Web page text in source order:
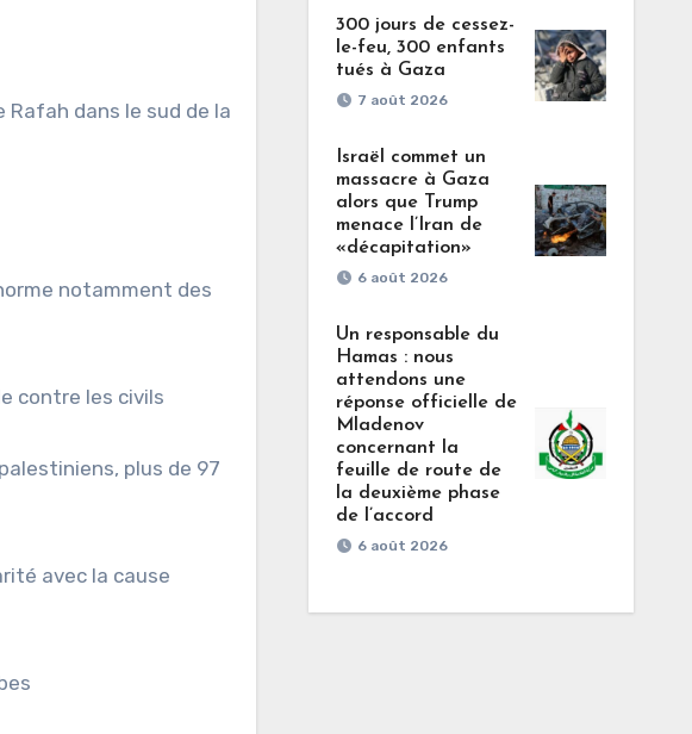
Rafah dans le sud de la
notamment des
contre les civils
plus de 97
avec la cause
300 jours de cessez-
le-feu, 300 enfants
tués à Gaza
7 août 2026
Israël commet un
massacre à Gaza
alors que Trump
menace l’Iran de
«décapitation»
6 août 2026
Un responsable du
Hamas : nous
attendons une
réponse officielle de
Mladenov
concernant la
feuille de route de
la deuxième phase
de l’accord
6 août 2026